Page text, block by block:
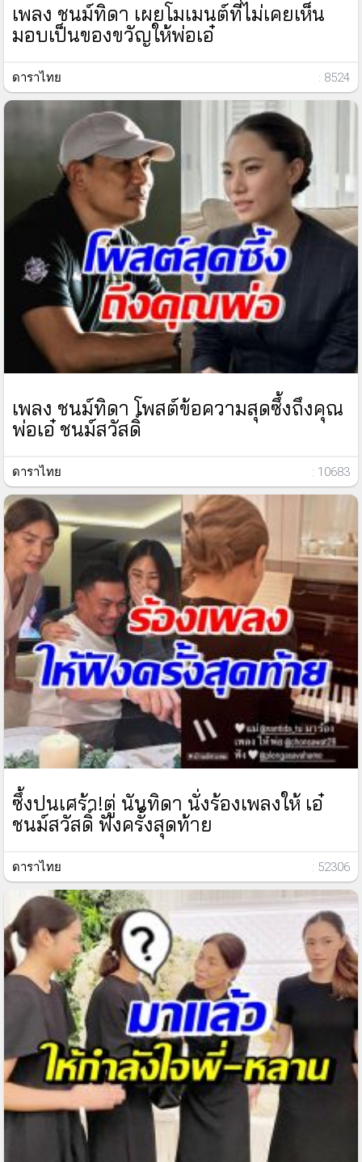
เพลง ชนม์ทิดา เผยโมเมนต์ที่ไม่เคยเห็น
มอบเป็นของขวัญให้พ่อเอ๋
ดาราไทย : 8524
เพลง ชนม์ทิดา โพสต์ข้อความสุดซึ้งถึงคุณ
พ่อเอ๋ ชนม์สวัสดิ์
ดาราไทย : 10683
ซึ้งปนเศร้า!ตู่ นันทิดา นั่งร้องเพลงให้ เอ๋
ชนม์สวัสดิ์ ฟังครั้งสุดท้าย
ดาราไทย : 52306